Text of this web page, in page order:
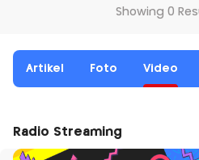
Showing 0
Artikel Foto Video
Radio Streaming